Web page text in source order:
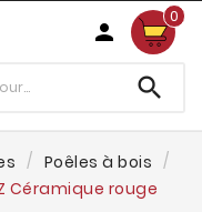

0

Poêles à bois
Céramique rouge